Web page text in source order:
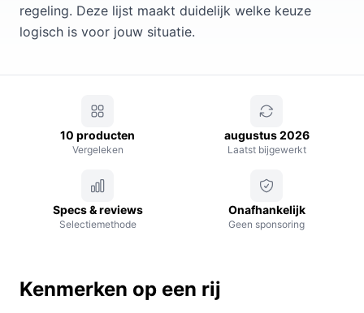
regeling. Deze lijst maakt duidelijk welke keuze
logisch is voor jouw situatie.
10 producten
Vergeleken
augustus 2026
Laatst bijgewerkt
Specs & reviews
Selectiemethode
Onafhankelijk
Geen sponsoring
Kenmerken op een rij